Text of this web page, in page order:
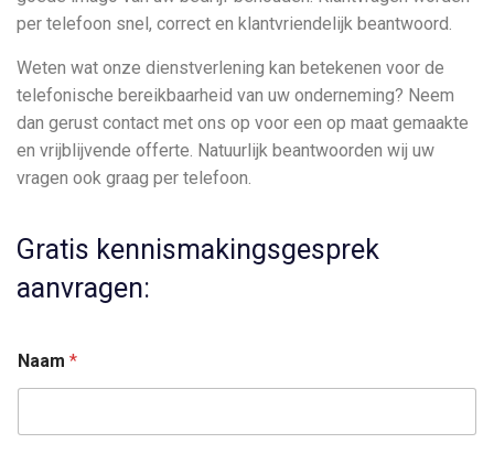
per telefoon snel, correct en klantvriendelijk beantwoord.
Weten wat onze dienstverlening kan betekenen voor de
telefonische bereikbaarheid van uw onderneming? Neem
dan gerust contact met ons op voor een op maat gemaakte
en vrijblijvende offerte. Natuurlijk beantwoorden wij uw
vragen ook graag per telefoon.
Gratis kennismakingsgesprek
aanvragen:
Naam *